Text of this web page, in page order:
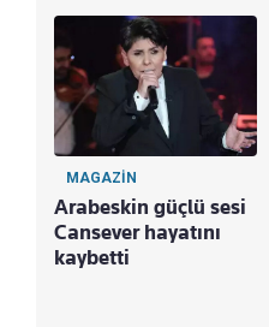
MAGAZİN
Arabeskin güçlü sesi
Cansever hayatını
kaybetti